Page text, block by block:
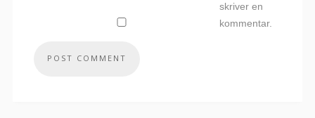
skriver en
kommentar.